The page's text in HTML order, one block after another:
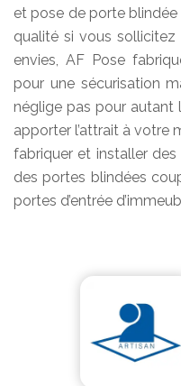
et pose de porte
qualité si vous sollicitez
envies, AF Pose
pour une sécurisation
néglige pas pour autant
apporter l’attrait à votre
fabriquer et installer des
des portes blindées
portes d’entrée